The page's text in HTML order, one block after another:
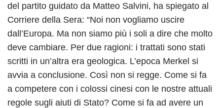
del partito guidato da Matteo Salvini, ha spiegato al
Corriere della Sera: “Noi non vogliamo uscire
dall’Europa. Ma non siamo più i soli a dire che molto
deve cambiare. Per due ragioni: i trattati sono stati
scritti in un’altra era geologica. L’epoca Merkel si
avvia a conclusione. Così non si regge. Come si fa
a competere con i colossi cinesi con le nostre attuali
regole sugli aiuti di Stato? Come si fa ad avere un